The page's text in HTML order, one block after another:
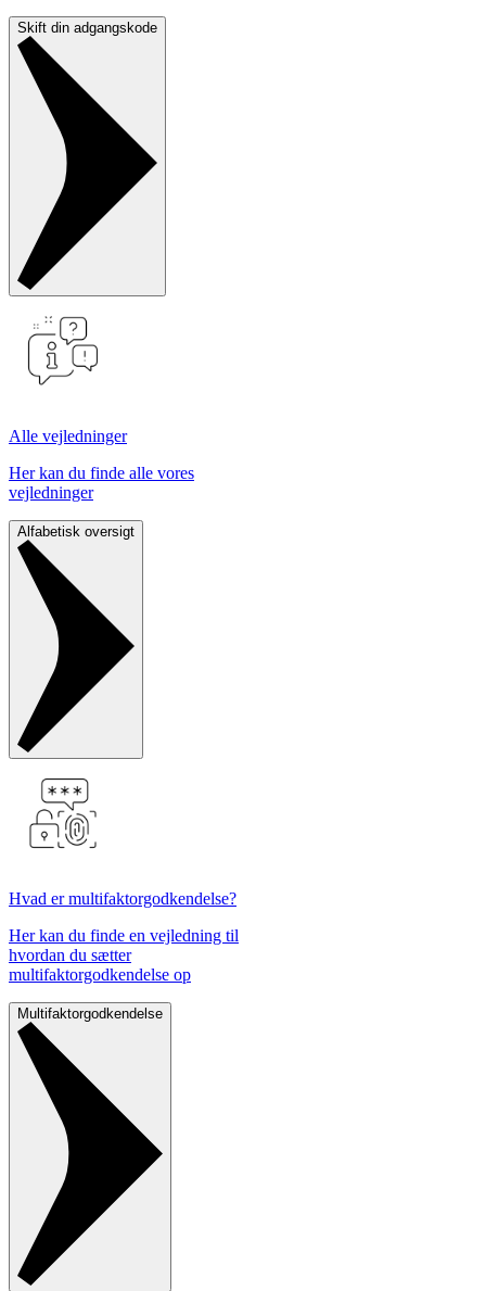
Skift din adgangskode
Alle vejledninger
Her kan du finde alle vores
vejledninger
Alfabetisk oversigt
Hvad er multifaktorgodkendelse?
Her kan du finde en vejledning til
hvordan du sætter
multifaktorgodkendelse op
Multifaktorgodkendelse